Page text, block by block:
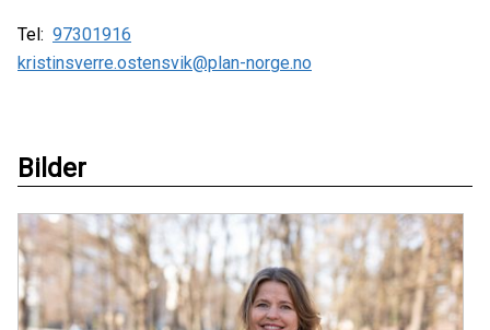
Tel: 97301916
kristinsverre.ostensvik@plan-norge.no
Bilder